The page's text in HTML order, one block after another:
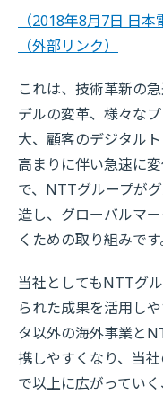
（2018年8月7日 日
（外部リンク）
これは、技術革新の
デルの変革、様々な
大、顧客のデジタル
高まりに伴い急速に
で、NTTグループが
造し、グローバルマ
くための取り組みです
当社としてもNTTグ
られた成果を活用し
タ以外の海外事業と
携しやすくなり、当
で以上に広がっていく